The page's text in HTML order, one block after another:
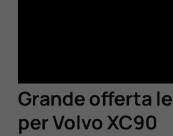
Grande offerta
per Volvo XC90